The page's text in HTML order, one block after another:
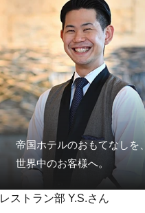
レストラン部 Y.S.さん
帝国ホテルのおもてなしを、
世界中のお客様へ。